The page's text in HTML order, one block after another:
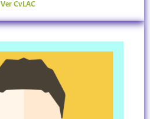
Ver CvLAC